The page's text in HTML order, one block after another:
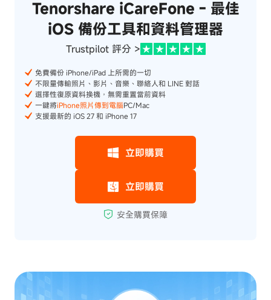
Tenorshare iCareFone - 最佳
iOS 備份工具和資料管理器
Trustpilot 評分 >
免費備份 iPhone/iPad 上所需的一切
不限量傳輸照片、影片、音樂、聯絡人和 LINE 對話
選擇性復原資料換機，無需重置當前資料
一鍵將iPhone照片傳到電腦PC/Mac
支援最新的 iOS 27 和 iPhone 17